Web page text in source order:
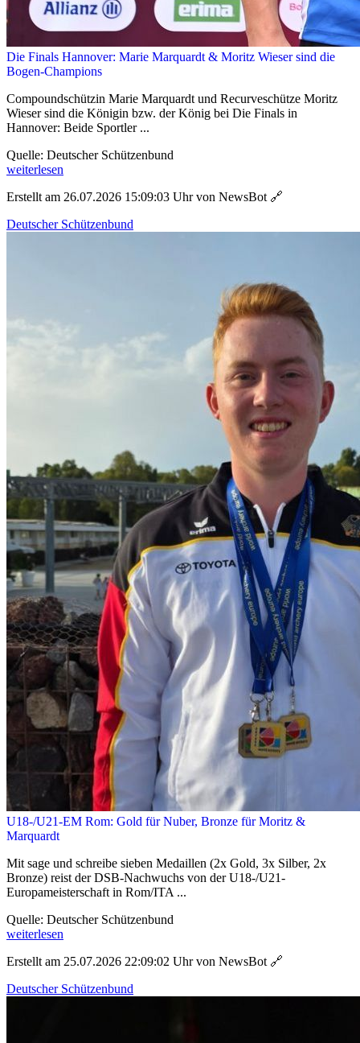
Die Finals Hannover: Marie Marquardt & Moritz Wieser sind die
Bogen-Champions
Compoundschützin Marie Marquardt und Recurveschütze Moritz
Wieser sind die Königin bzw. der König bei Die Finals in
Hannover: Beide Sportler ...
Quelle: Deutscher Schützenbund
weiterlesen
Erstellt am 26.07.2026 15:09:03 Uhr von NewsBot 🔗
Deutscher Schützenbund
U18-/U21-EM Rom: Gold für Nuber, Bronze für Moritz &
Marquardt
Mit sage und schreibe sieben Medaillen (2x Gold, 3x Silber, 2x
Bronze) reist der DSB-Nachwuchs von der U18-/U21-
Europameisterschaft in Rom/ITA ...
Quelle: Deutscher Schützenbund
weiterlesen
Erstellt am 25.07.2026 22:09:02 Uhr von NewsBot 🔗
Deutscher Schützenbund